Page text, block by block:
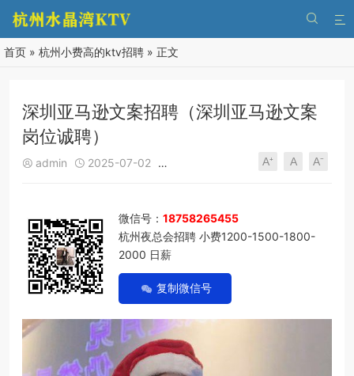


首页 » 杭州小费高的ktv招聘 » 正文
深圳亚马逊文案招聘（深圳亚马逊文案
岗位诚聘）
 admin  2025-07-02  杭州小费高的ktv招聘  241
A⁺ A A⁻
微信号： 18758265455
杭州夜总会招聘 小费1200-1500-1800-
2000 日薪
复制微信号